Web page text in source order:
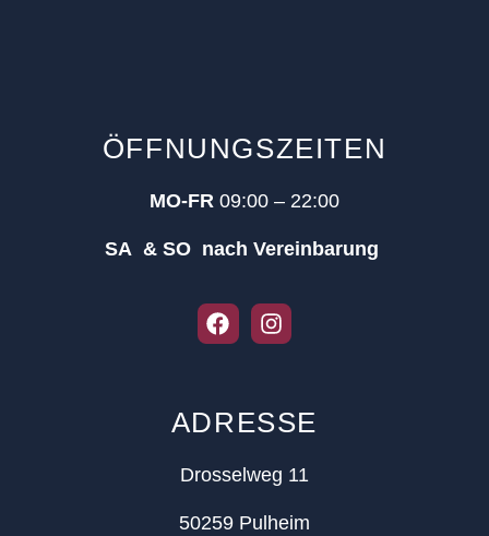
ÖFFNUNGSZEITEN
MO-FR 09:00 – 22:00
SA & SO nach Vereinbarung
ADRESSE
Drosselweg 11
50259 Pulheim